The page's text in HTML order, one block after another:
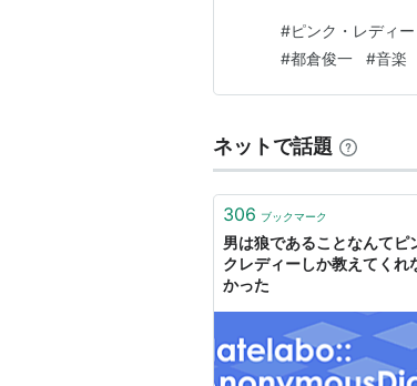
2004年に幻冬舎から
ISBN:4344006763）
6回分撮り終えたあとで
ては情報お待ちし
当時に40代だった
#ピンク・レディー
#都倉俊一 #音楽
ネットで話題
306 ブックマーク
男は狼であることなんてピ
クレディーしか教えてくれ
かった